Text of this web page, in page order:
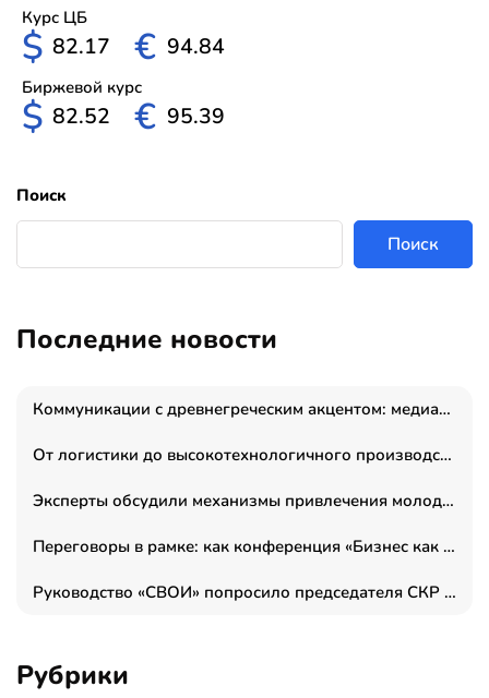
Курс ЦБ
$ 82.17 € 94.84
Биржевой курс
$ 82.52 € 95.39
Поиск
Поиск
Последние новости
Коммуникации с древнегреческим акцентом: медиаменеджер и журналист Владимир Дергачев запустил коммуникационное агентство «Сократ 2.0»
От логистики до высокотехнологичного производства: как основатель “гагаринга” выстраивает экосистему безопасности и гражданских БПЛА
Эксперты обсудили механизмы привлечения молодых специалистов в промышленные города
Переговоры в рамке: как конференция «Бизнес как искусство» переформатирует деловой этикет в стенах ТПП РФ
Руководство «СВОИ» попросило председателя СКР дать правовую оценку обысков в тыловом штабе
Рубрики